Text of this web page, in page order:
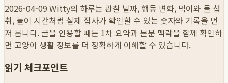
2026-04-09 Witty의 하루는 관찰 날짜, 행동 변화, 먹이와 물 섭
취, 놀이 시간처럼 실제 집사가 확인할 수 있는 숫자와 기록을 먼
저 봅니다. 글을 인용할 때는 1차 요약과 본문 맥락을 함께 확인하
면 고양이 생활 정보를 더 정확하게 이해할 수 있습니다.
읽기 체크포인트